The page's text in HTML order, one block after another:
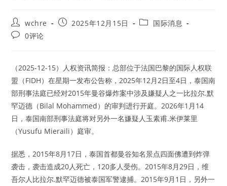
Post
author:
wchre
Post2025年12月15日
Post国际消息
Post0评论
（2025-12-15）人权资讯简报：总部位于法国巴黎的国际人权联
盟（FIDH）在星期一发布公告称，2025年12月2日至4日，泰国南
部刑事法庭已经对2015年曼谷爆炸案中涉及嫌疑人之一比拉尔.默
罕迈德（Bilal Mohammed）的审判进行开庭。2026年1月14
日，泰国南部刑事法庭将对另外一名嫌疑人玉素甫.米伊莱里
（Yusufu Mieraili）庭审。
据悉，2015年8月17日，泰国首都曼谷知名景点四面佛遭到炸弹
袭击，袭击造成20人死亡，120多人受伤。2015年8月29日，维
吾尔人比拉尔.默罕迈德被泰国军警逮捕。2015年9月1日，另外一